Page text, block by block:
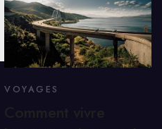
VOYAGES